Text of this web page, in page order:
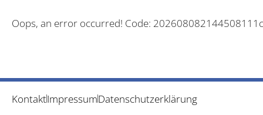
Oops, an error occurred! Code:
KontaktImpressumDatenschutzerklärung